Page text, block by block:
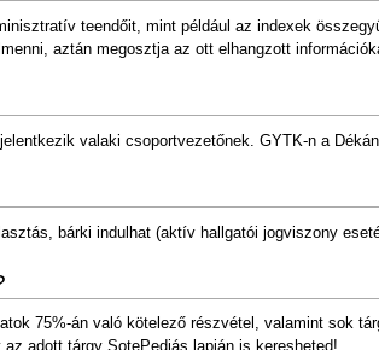
teendőit, mint például az indexek
aztán megosztja az ott elhangzott
valaki csoportvezetőnek. GYTK-n a
bárki indulhat (aktív hallgatói jogviszony
75%-án való kötelező részvétel, valamint sok